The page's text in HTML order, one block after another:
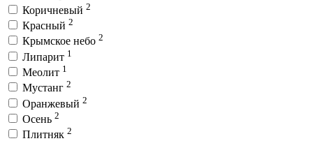
Коричневый 2
Красный 2
Крымское небо 2
Липарит 1
Меолит 1
Мустанг 2
Оранжевый 2
Осень 2
Плитняк 2